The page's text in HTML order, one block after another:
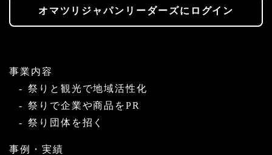
オマツリジャパンリーダーズにログイン
事業内容
祭りと観光で地域活性化
祭りで企業や商品をPR
祭り団体を招く
事例・実績